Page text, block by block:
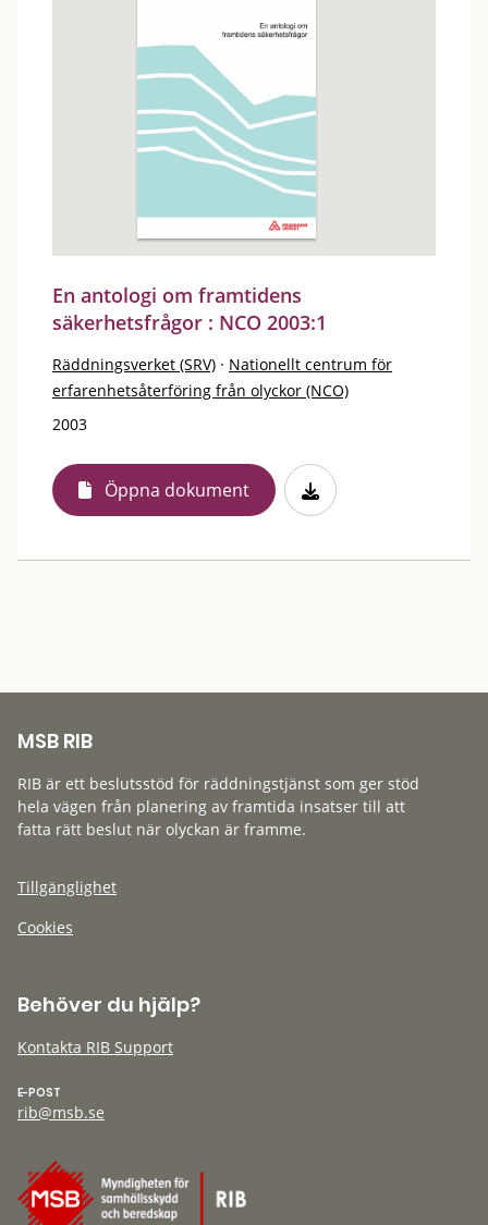
En antologi om framtidens
säkerhetsfrågor : NCO 2003:1
Räddningsverket (SRV) · Nationellt centrum för
erfarenhetsåterföring från olyckor (NCO)
2003
Öppna dokument
MSB RIB
RIB är ett beslutsstöd för räddningstjänst som ger stöd
hela vägen från planering av framtida insatser till att
fatta rätt beslut när olyckan är framme.
Tillgänglighet
Cookies
Behöver du hjälp?
Kontakta RIB Support
E-POST
rib@msb.se